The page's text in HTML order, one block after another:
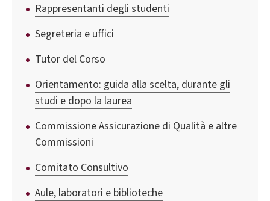
Rappresentanti degli studenti
Segreteria e uffici
Tutor del Corso
Orientamento: guida alla scelta, durante gli
studi e dopo la laurea
Commissione Assicurazione di Qualità e altre
Commissioni
Comitato Consultivo
Aule, laboratori e biblioteche